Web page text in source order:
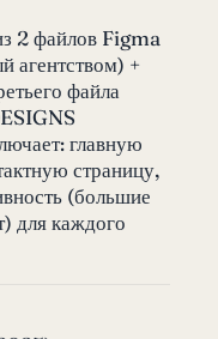
2 файлов Figma
агентством) +
файла
главную
страницу,
(большие
для каждого